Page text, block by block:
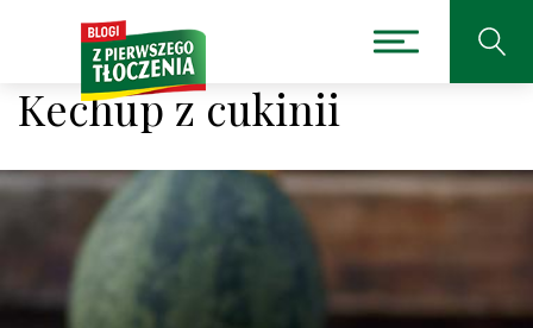
Kechup z cukinii